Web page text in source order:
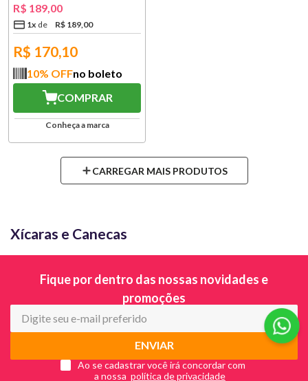
R$ 189 00
1x R$ 189 00
R$ 170,10
10% OFFno boleto
COMPRAR
Conheça a marca
Xícaras e Canecas
Fique por dentro das nossas novidades e
promoções
ENVIAR
Ao se cadastrar você irá concordar com
a nossa